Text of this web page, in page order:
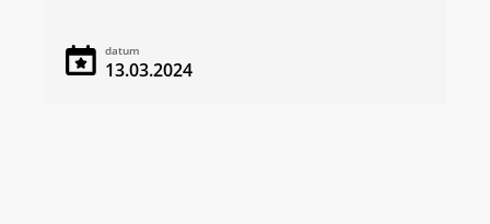
datum
13.03.2024